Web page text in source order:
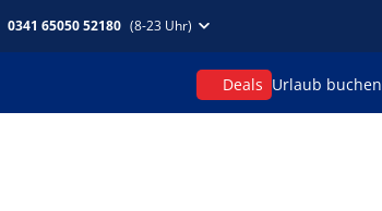
0341 65050 52180 (8-23 Uhr)
Deals Urlaub buchen